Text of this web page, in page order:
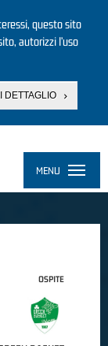
questo sito
autorizzi l’uso
DETTAGLIO
MENU
OSPITE